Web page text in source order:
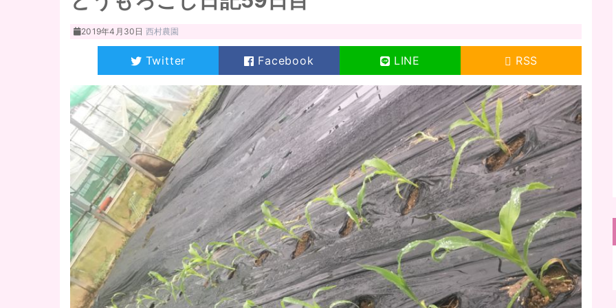
2019年4月30日 西村農園
Twitter Facebook LINE RSS